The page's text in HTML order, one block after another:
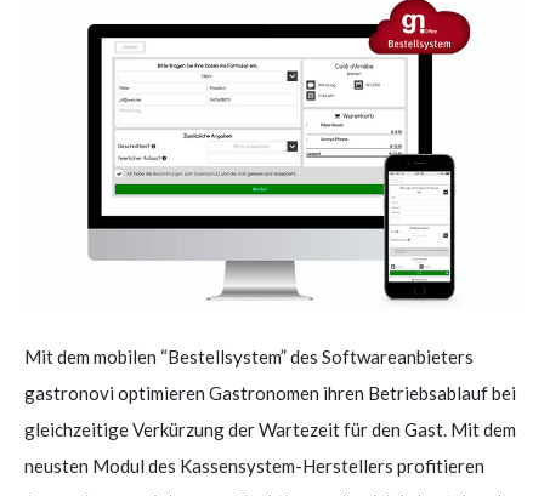
Mit dem mobilen “Bestellsystem” des Softwareanbieters
gastronovi optimieren Gastronomen ihren Betriebsablauf bei
gleichzeitige Verkürzung der Wartezeit für den Gast. Mit dem
neusten Modul des Kassensystem-Herstellers profitieren